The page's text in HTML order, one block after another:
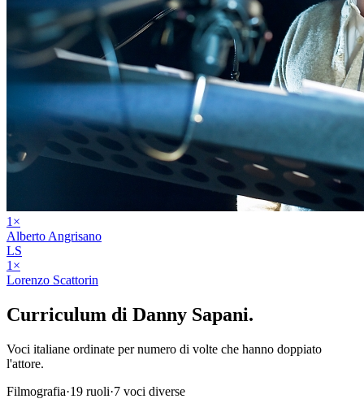
1 ×
Alberto Angrisano
LS
1 ×
Lorenzo Scattorin
Curriculum di Danny Sapani.
Voci italiane ordinate per numero di volte che hanno doppiato
l'attore.
Filmografia·19 ruoli·7 voci diverse